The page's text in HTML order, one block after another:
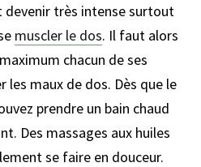
devenir très intense surtout
muscler le dos. Il faut alors
chacun de ses
les maux de dos. Dès que le
prendre un bain chaud
Des massages aux huiles
se faire en douceur.